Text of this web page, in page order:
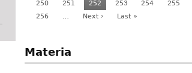
250
251 252 253 254
255
256
… Next › Last »
Materia